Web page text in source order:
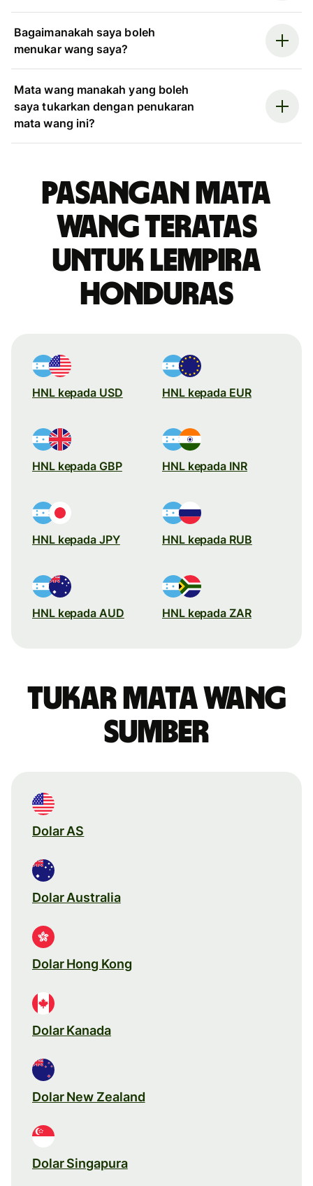
Bagaimanakah saya boleh
menukar wang saya?
Mata wang manakah yang boleh
saya tukarkan dengan penukaran
mata wang ini?
Pasangan mata
wang teratas
untuk lempira
Honduras
HNL kepada USD HNL kepada EUR
HNL kepada GBP HNL kepada INR
HNL kepada JPY HNL kepada RUB
HNL kepada AUD HNL kepada ZAR
Tukar mata wang
sumber
Dolar AS
Dolar Australia
Dolar Hong Kong
Dolar Kanada
Dolar New Zealand
Dolar Singapura